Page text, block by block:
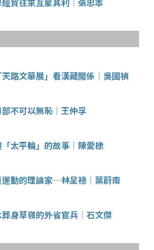
路文華展」看漢藏關係│吳國禎
部不可以無恥│王仲孚
「太平輪」的故事│陳愛棣
運動的理論家─林呈祿│葉蔚南
葬身草嶺的外省官兵│石文傑